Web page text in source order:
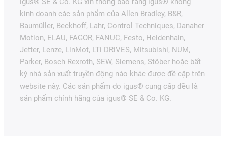
kinh doanh các sản phẩm của Allen Bradley, B&R,
Baumüller, Beckhoff, Lahr, Control Techniques, Danaher
Motion, ELAU, FAGOR, FANUC, Festo, Heidenhain,
Jetter, Lenze, LinMot, LTi DRiVES, Mitsubishi, NUM,
Parker, Bosch Rexroth, SEW, Siemens, Stöber hoặc bất
kỳ nhà sản xuất truyền động nào khác được đề cập trên
website này. Các sản phẩm do igus® cung cấp đều là
sản phẩm chính hãng của igus® SE & Co. KG.